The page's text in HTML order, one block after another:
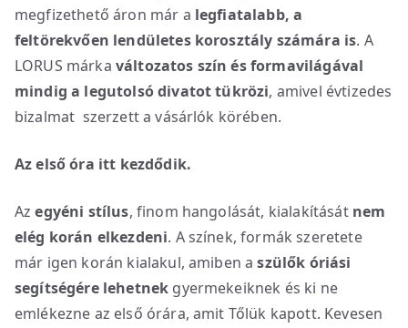
megfizethető áron már a legfiatalabb, a
feltörekvően lendületes korosztály számára is. A
LORUS márka változatos szín és formavilágával
mindig a legutolsó divatot tükrözi, amivel évtizedes
bizalmat szerzett a vásárlók körében.
Az első óra itt kezdődik.
Azegyéni stílus, finom hangolását, kialakítását nem
elég korán elkezdeni. A színek, formák szeretete
már igen korán kialakul, amiben aszülők óriási
segítségére lehetnek gyermekeiknek és ki ne
emlékezne az első órára, amit Tőlük kapott. Kevesen